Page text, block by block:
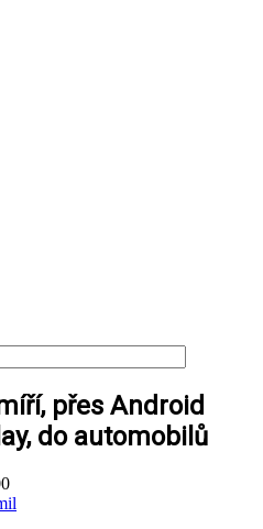
přes Android
do automobilů